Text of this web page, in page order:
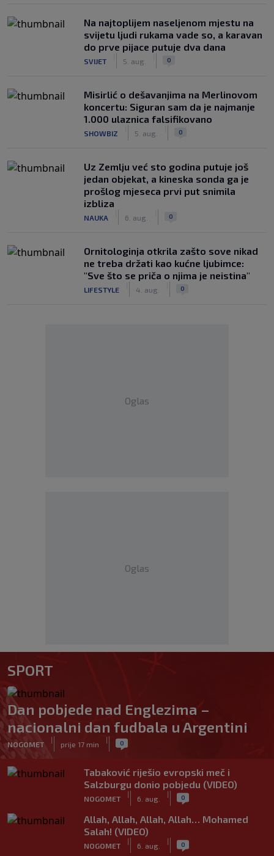
Na najtoplijem naseljenom mjestu na
svijetu ljudi rukama vade so, a karavan
do prve pijace putuje dva dana
SVIJET 5. aug. 0
Misirlić o dešavanjima na Merlinovom
koncertu: Siguran sam da je najmanje
1.000 ulaznica falsifikovano
SHOWBIZ 5. aug. 0
Uz Zemlju već sto godina putuje još
jedan objekat, a kineska sonda ga je
prošlog mjeseca prvi put snimila
izbliza
NAUKA 6. aug. 0
Ornitologinja otkrila zašto sove nikad
ne treba držati kao kućne ljubimce:
"Sve što se priča o njima je neistina"
LIFESTYLE 4. aug. 0
Oglas
Oglas
SPORT
Dan pobjede nad Englezima –
nacionalni dan fudbala u Argentini
NOGOMET
|
prije 17 min
| 0
Tabaković riješio evropski meč i
Salzburgu donio pobjedu (VIDEO)
NOGOMET
|
6. aug.
| 0
Allah, Allah, Allah, Allah… Mohamed
Salah! (VIDEO)
NOGOMET
|
6. aug.
| 0